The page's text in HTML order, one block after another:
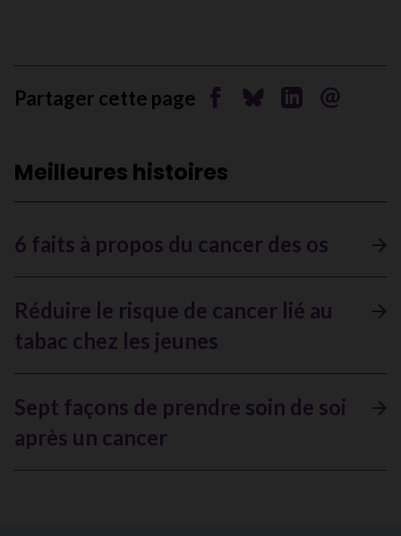
Partager cette page Partager sur Facebook
Partager sur Bluesky
Partager sur
Envoyer
Meilleures histoires
6 faits à propos du cancer des os
Réduire le risque de cancer lié au
tabac chez les jeunes
Sept façons de prendre soin de soi
après un cancer